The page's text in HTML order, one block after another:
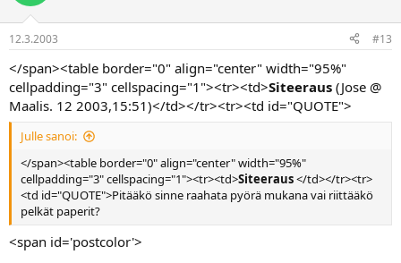
12.3.2003 #13
</span><table border="0" align="center" width="95%"
cellpadding="3" cellspacing="1"><tr><td>Siteeraus (Jose @
Maalis. 12 2003,15:51)</td></tr><tr><td id="QUOTE">
Julle sanoi:
</span><table border="0" align="center" width="95%"
cellpadding="3" cellspacing="1"><tr><td>Siteeraus</td></tr><tr>
<td id="QUOTE">Pitääkö sinne raahata pyörä mukana vai riittääkö
pelkät paperit?
<span id='postcolor'>